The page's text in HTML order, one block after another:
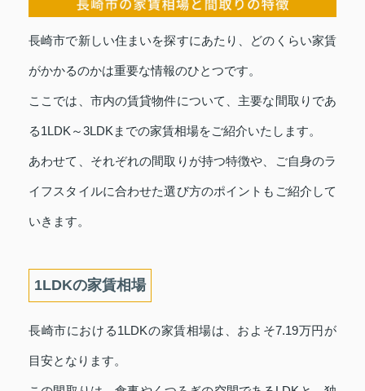
長崎市で新しい住まいを探すにあたり、どのくらい家賃
がかかるのかは重要な情報のひとつです。
ここでは、市内の賃貸物件について、主要な間取りであ
る1LDK～3LDKまでの家賃相場をご紹介いたします。
あわせて、それぞれの間取りが持つ特徴や、ご自身のラ
イフスタイルに合わせた選び方のポイントもご紹介して
いきます。
1LDKの家賃相場
長崎市における1LDKの家賃相場は、およそ7.19万円が
目安となります。